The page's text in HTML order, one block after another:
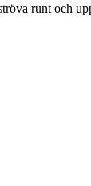
runt och